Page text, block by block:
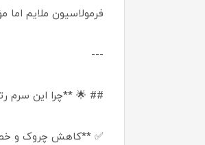
فرمولاسیون ملایم
---
## 🌟 **چرا این سرم
✅ **کاهش چروک و